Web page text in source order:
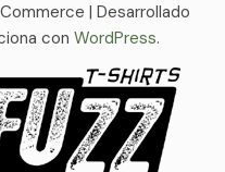
| Desarrollado
con WordPress.